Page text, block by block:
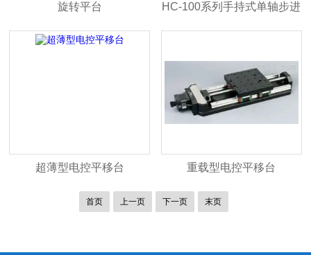
旋转平台 HC-100系列手持式单轴步进
电机控制盒
超薄型电控平移台 重载型电控平移台
首页 上一页 下一页 末页